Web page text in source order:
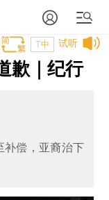
试听
T中
歉｜纪行
补偿，亚裔治下